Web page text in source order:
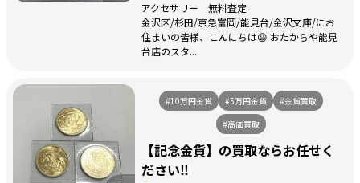
アクセサリー 無料査定
金沢区/杉田/京急富岡/能見台/金沢文庫/にお
住まいの皆様、こんにちは😃 おたからや能見
台店のスタ...
#10万円金貨 #5万円金貨
#金貨買取
#高価買取
【記念金貨】の買取ならお任せく
ださい‼️